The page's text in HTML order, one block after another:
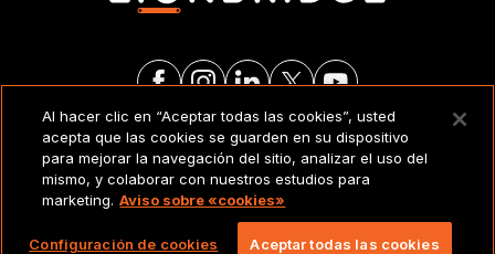
AVISO LEGAL
Copyright 2026 Lionbridge Technologies, LLC.
Todos los derechos reservados.
Al hacer clic en “Aceptar todas las cookies”, usted
acepta que las cookies se guarden en su dispositivo
para mejorar la navegación del sitio, analizar el uso del
mismo, y colaborar con nuestros estudios para
marketing. Aviso sobre «cookies»
Configuración de cookies Aceptar todas las cookies